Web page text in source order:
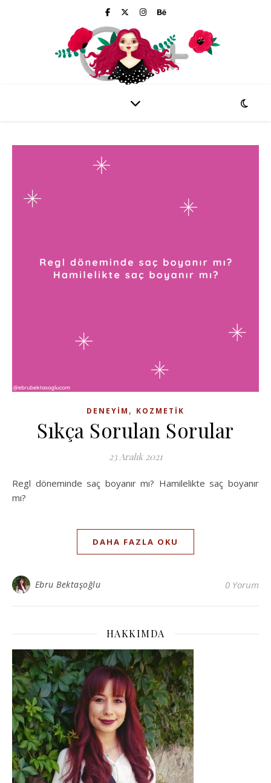
DENEYIM , KOZMETIK
Sıkça Sorulan Sorular
23 Aralık 2021
Regl döneminde saç boyanır mı? Hamilelikte saç boyanır
mı?
DAHA FAZLA OKU
Ebru Bektaşoğlu 0 Yorum
HAKKIMDA